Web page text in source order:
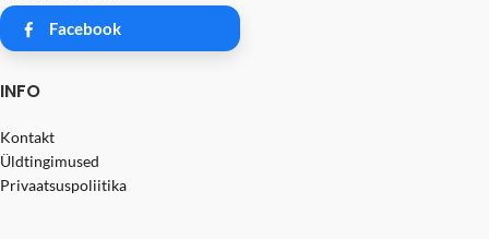
Facebook
INFO
Kontakt
Üldtingimused
Privaatsuspoliitika